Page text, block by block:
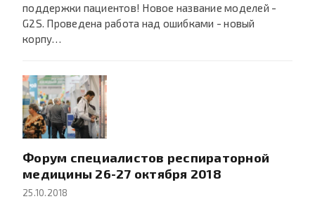
поддержки пациентов! Новое название моделей -
G2S. Проведена работа над ошибками - новый
корпу…
Форум специалистов респираторной
медицины 26-27 октября 2018
25.10.2018